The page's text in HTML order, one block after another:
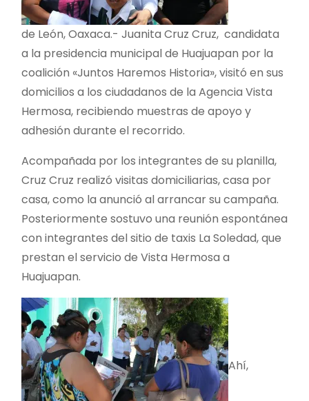
de León, Oaxaca.- Juanita Cruz Cruz, candidata
a la presidencia municipal de Huajuapan por la
coalición «Juntos Haremos Historia», visitó en sus
domicilios a los ciudadanos de la Agencia Vista
Hermosa, recibiendo muestras de apoyo y
adhesión durante el recorrido.
Acompañada por los integrantes de su planilla,
Cruz Cruz realizó visitas domiciliarias, casa por
casa, como la anunció al arrancar su campaña.
Posteriormente sostuvo una reunión espontánea
con integrantes del sitio de taxis La Soledad, que
prestan el servicio de Vista Hermosa a
Huajuapan.
Ahí,